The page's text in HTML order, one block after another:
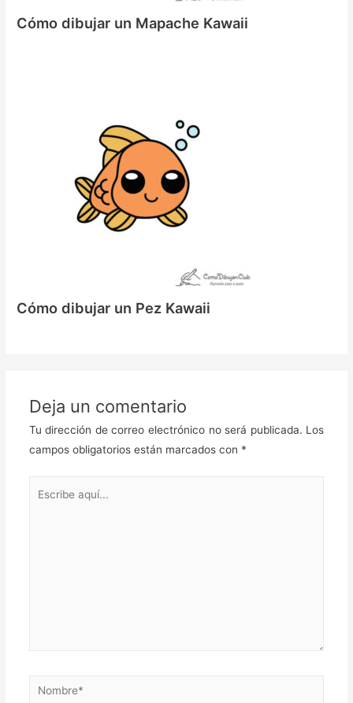
Cómo dibujar un Mapache Kawaii
Cómo dibujar un Pez Kawaii
Deja un comentario
Tu dirección de correo electrónico no será publicada. Los
campos obligatorios están marcados con *
Nombre*